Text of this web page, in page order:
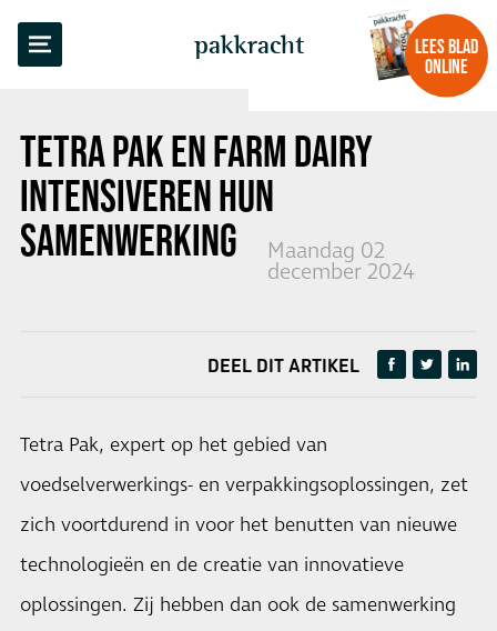
pakkracht
LEES BLAD
ONLINE
TETRA PAK EN FARM DAIRY
INTENSIVEREN HUN
SAMENWERKING
Maandag 02
december 2024
TERUG NAAR OVERZICHT
DEEL DIT ARTIKEL
Tetra Pak, expert op het gebied van
voedselverwerkings- en verpakkingsoplossingen, zet
zich voortdurend in voor het benutten van nieuwe
technologieën en de creatie van innovatieve
oplossingen. Zij hebben dan ook de samenwerking